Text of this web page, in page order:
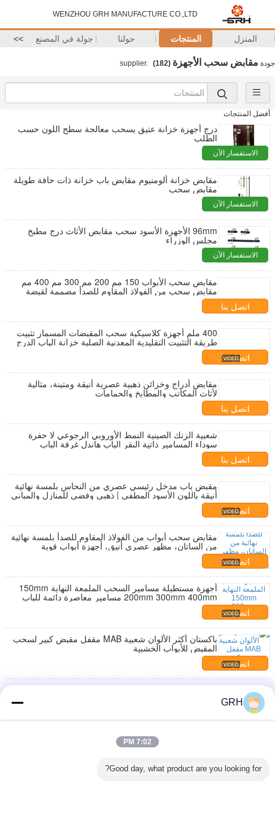
WENZHOU GRH MANUFACTURE CO.,LTD
المنزل المنتجات حولنا جولة في المصنع >>
جودة مقابض سحب الأجهزة (182)
أفضل المنتجات
درج أجهزة خزانة عتيق يسحب معالجة سطح اللون حسب
الطلب
الاستفسار الآن
مقابض خزانة ألومنيوم مقابض باب خزانة ذات حافة طويلة
مقابض سحب
الاستفسار الآن
96mm الأجهزة الأسود سحب مقابض الأثاث درج مطبخ
مجلس الوزراء
الاستفسار الآن
مقابض سحب الأبواب 150 مم 200 مم 300 مم 400 مم
مقابض سحب من الفولاذ المقاوم للصدأ مصممة لقبضة
محسنة ومتانة طويلة
اتصل بنا
400 ملم أجهزة كلاسيكية سحب المقبضات المسمار تثبيت
طريقة التثبيت التقليدية المعدنية الصلبة خزانة الباب الدرج
سحب
اتصل بنا
مقابض أدراج وخزائن ذهبية عصرية أنيقة ومتينة، مثالية
لأثاث المكاتب والمطابخ والحمامات
اتصل بنا
شعبية الزنك الصينية النمط الأوروبي الرجوعي لا حفرة
سوداء المسامير ذاتية النقر الباب هاندل غرفة الباب
الداخلية مقبض
اتصل بنا
مقبض باب مدخل رئيسي عصري من النحاس بلمسة نهائية
أنيقة باللون الأسود المطفي | ذهبي وفضي للمنازل والمباني
التجارية والفنادق
اتصل بنا
مقابض سحب أبواب من الفولاذ المقاوم للصدأ بلمسة نهائية
من الساتان، مظهر عصري أنيق، أجهزة أبواب قوية
للمناطق ذات الحركة المرورية العالية
اتصل بنا
أجهزة مستطيلة مسامير السحب الملمعة النهاية 150mm
200mm 300mm 400mm مسامير معاصرة دائمة للباب
اتصل بنا
باكستان أكثر الألوان شعبية MAB مقفل مقبض كبير لسحب
المقبض للأبواب الخشبية
اتصل بنا
الراسخة المطبخ خزانة الباب المعدنية تسحب المفروشات
اتصل بنا
300mm 400mm البناء القوي مناسبة للأبواب والأدراج
اتصل بنا
GRH
7:02 PM
Good day, what product are you looking for?